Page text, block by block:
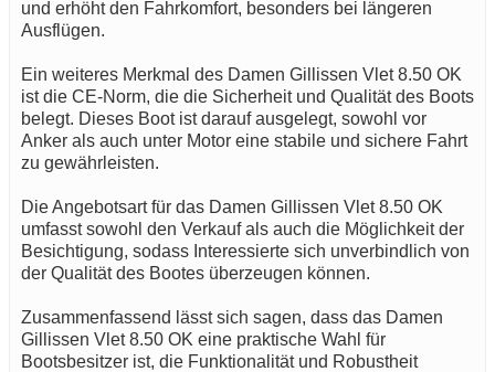
und erhöht den Fahrkomfort, besonders bei längeren
Ausflügen.
Ein weiteres Merkmal des Damen Gillissen Vlet 8.50 OK
ist die CE-Norm, die die Sicherheit und Qualität des Boots
belegt. Dieses Boot ist darauf ausgelegt, sowohl vor
Anker als auch unter Motor eine stabile und sichere Fahrt
zu gewährleisten.
Die Angebotsart für das Damen Gillissen Vlet 8.50 OK
umfasst sowohl den Verkauf als auch die Möglichkeit der
Besichtigung, sodass Interessierte sich unverbindlich von
der Qualität des Bootes überzeugen können.
Zusammenfassend lässt sich sagen, dass das Damen
Gillissen Vlet 8.50 OK eine praktische Wahl für
Bootsbesitzer ist, die Funktionalität und Robustheit